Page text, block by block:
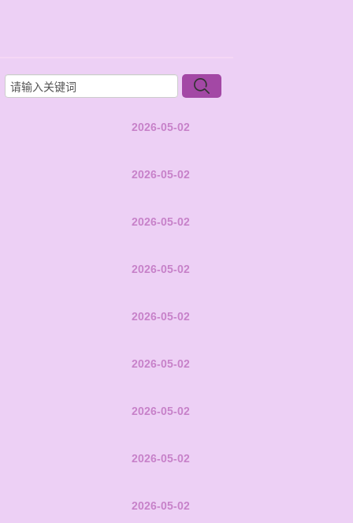
2026-05-02
2026-05-02
2026-05-02
2026-05-02
2026-05-02
2026-05-02
2026-05-02
2026-05-02
2026-05-02